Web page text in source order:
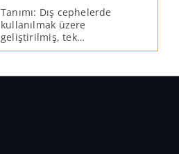
Tanımı: Dış cephelerde
kullanılmak üzere
geliştirilmiş, tek
bileşenli, hava şartlarına
mukavemetli, nötral